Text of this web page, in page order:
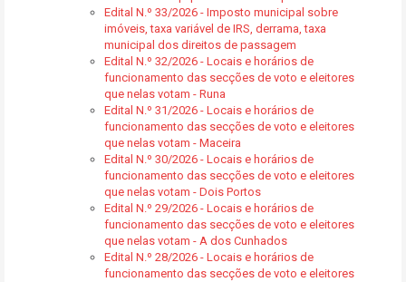
Edital N.º 33/2026 - Imposto municipal sobre
imóveis, taxa variável de IRS, derrama, taxa
municipal dos direitos de passagem
Edital N.º 32/2026 - Locais e horários de
funcionamento das secções de voto e eleitores
que nelas votam - Runa
Edital N.º 31/2026 - Locais e horários de
funcionamento das secções de voto e eleitores
que nelas votam - Maceira
Edital N.º 30/2026 - Locais e horários de
funcionamento das secções de voto e eleitores
que nelas votam - Dois Portos
Edital N.º 29/2026 - Locais e horários de
funcionamento das secções de voto e eleitores
que nelas votam - A dos Cunhados
Edital N.º 28/2026 - Locais e horários de
funcionamento das secções de voto e eleitores